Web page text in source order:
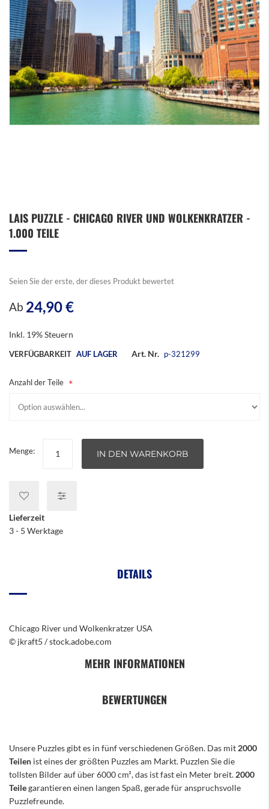
Anfang
der
LAIS PUZZLE - CHICAGO RIVER UND WOLKENKRATZER -
1.000 TEILE
Seien Sie der erste, der dieses Produkt bewertet
Ab 24,90 €
Inkl. 19% Steuern
VERFÜGBARKEIT AUF LAGER Art. Nr. p-321299
Anzahl der Teile
Menge: IN DEN WARENKORB
Lieferzeit
3 - 5 Werktage
DETAILS
Chicago River und Wolkenkratzer USA
© jkraft5 / stock.adobe.com
MEHR INFORMATIONEN
BEWERTUNGEN
Unsere Puzzles gibt es in fünf verschiedenen Größen. Das mit 2000
Teilen ist eines der größten Puzzles am Markt. Puzzlen Sie die
tollsten Bilder auf über 6000 cm², das ist fast ein Meter breit. 2000
Teilegarantieren einen langen Spaß, gerade für anspruchsvolle
Puzzlefreunde.